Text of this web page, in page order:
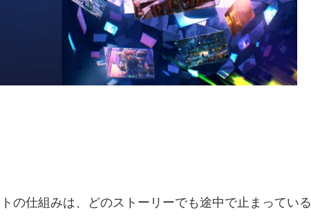
の仕組みは、どのストーリーでも途中で止まっている